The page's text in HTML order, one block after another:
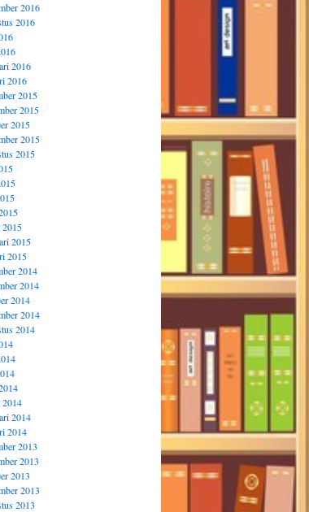
2016
2016
2016
2016
2015
2015
2015
2015
2015
2015
2015
2015
2014
2014
2014
2014
2014
2014
2014
2014
2013
2013
2013
2013
2013